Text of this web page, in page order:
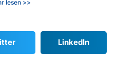
lesen >>
LinkedIn